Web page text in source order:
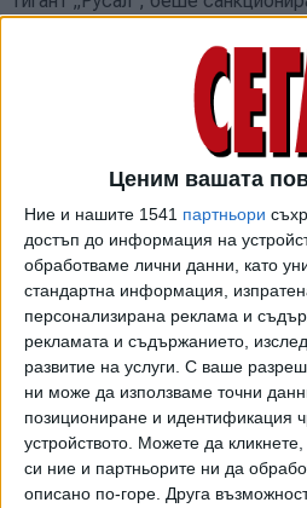
Ценим вашата
Ние и нашите 1541 партньори
достъп до информация на
обработваме лични данни, като
стандартна информация,
персонализирана реклама и
рекламата и съдържанието,
развитие на услуги. С ваше
ни може да използваме точни
позициониране и идентификация
устройството. Можете да
си ние и партньорите ни да
описано по-горе. Друга
национализира бизнес активите
интерес към закупуването на
строителната компания Strabag,
Дерипаска, съобщи БГНЕС.
Представители на централната
последствията от
наруши санкциите и да доведе
страна на САЩ.
Източник от банката заяви
е „неудобна за Австрия, като
международните критики към
приятелски настроена към
Говорител на "Райфайзен"
акциите на Strabag остава